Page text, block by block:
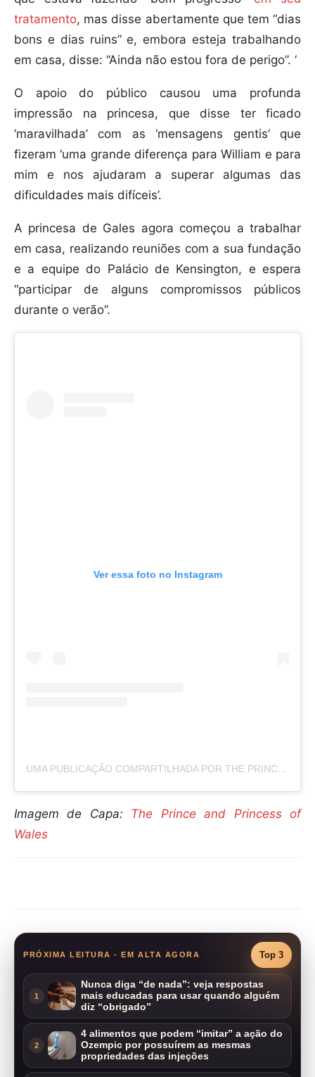
tratamento, mas disse abertamente que tem “dias
bons e dias ruins” e, embora esteja trabalhando
em casa, disse: “Ainda não estou fora de perigo”. ‘
O apoio do público causou uma profunda
impressão na princesa, que disse ter ficado
‘maravilhada’ com as ‘mensagens gentis’ que
fizeram ‘uma grande diferença para William e para
mim e nos ajudaram a superar algumas das
dificuldades mais difíceis’.
A princesa de Gales agora começou a trabalhar
em casa, realizando reuniões com a sua fundação
e a equipe do Palácio de Kensington, e espera
“participar de alguns compromissos públicos
durante o verão”.
Ver essa foto no Instagram
UMA PUBLICAÇÃO COMPARTILHADA POR THE PRINCE AND PRINCESS OF WALES (@PRINCEANDPRINCESSOFWALES)
Imagem de Capa: The Prince and Princess of
Wales
PRÓXIMA LEITURA - EM ALTA AGORA Top 3
1
Nunca diga “de nada”: veja respostas
mais educadas para usar quando alguém
diz “obrigado”
2
4 alimentos que podem “imitar” a ação do
Ozempic por possuírem as mesmas
propriedades das injeções